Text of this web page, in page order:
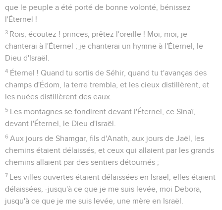
que le peuple a été porté de bonne volonté, bénissez
l'Éternel !
3 Rois, écoutez ! princes, prêtez l'oreille ! Moi, moi, je
chanterai à l'Éternel ; je chanterai un hymne à l'Éternel, le
Dieu d'Israël.
4 Éternel ! Quand tu sortis de Séhir, quand tu t'avanças des
champs d'Édom, la terre trembla, et les cieux distillèrent, et
les nuées distillèrent des eaux.
5 Les montagnes se fondirent devant l'Éternel, ce Sinaï,
devant l'Éternel, le Dieu d'Israël.
6 Aux jours de Shamgar, fils d'Anath, aux jours de Jaël, les
chemins étaient délaissés, et ceux qui allaient par les grands
chemins allaient par des sentiers détournés ;
7 Les villes ouvertes étaient délaissées en Israël, elles étaient
délaissées, -jusqu'à ce que je me suis levée, moi Debora,
jusqu'à ce que je me suis levée, une mère en Israël.